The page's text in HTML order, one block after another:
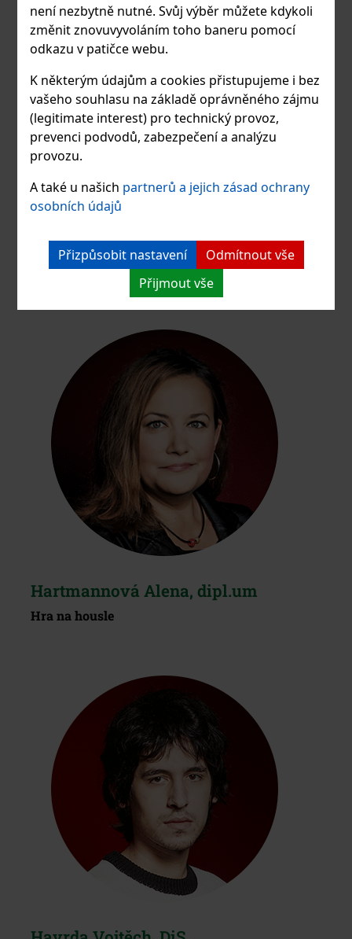
není nezbytně nutné. Svůj výběr můžete kdykoli
změnit znovuvyvoláním toho baneru pomocí
odkazu v patičce webu.
K některým údajům a cookies přistupujeme i bez
vašeho souhlasu na základě oprávněného zájmu
(legitimate interest) pro technický provoz,
prevenci podvodů, zabezpečení a analýzu
provozu.
A také u našich partnerů a jejich zásad ochrany
osobních údajů
Přizpůsobit nastavení
Odmítnout vše
Přijmout vše
BcA. Gráf Jakub William
Hra na violoncello
Hartmannová Alena, dipl.um
Hra na housle